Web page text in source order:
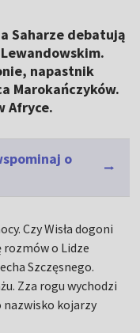
Saharze debatują
napastnik
Marokańczyków.
Afryce.
o
Czy Wisła dogoni
rozmów o Lidze
Szczęsnego.
Zza rogu wychodzi
nazwisko kojarzy